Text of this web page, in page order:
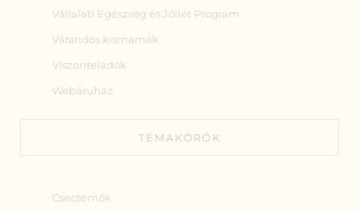
Vállalati Egészség és Jóllét Program
Várandós kismamák
Viszonteladók
Webáruház
TÉMAKÖRÖK
Csecsemők